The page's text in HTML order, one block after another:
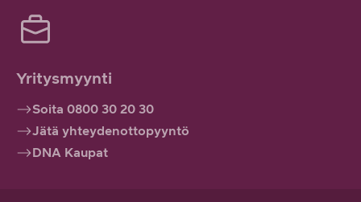
Yritysmyynti
Soita 0800 30 20 30
Jätä yhteydenottopyyntö
DNA Kaupat